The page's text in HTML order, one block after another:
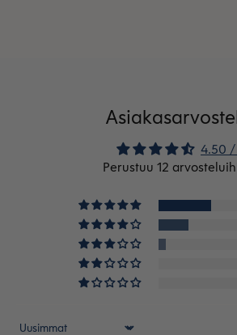
4.50 /
Perustuu 12